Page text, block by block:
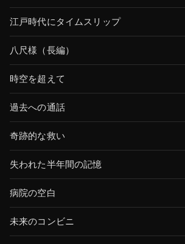
江戸時代にタイムスリップ
八尺様（長編）
時空を超えて
過去への通話
奇跡的な救い
失われた半年間の記憶
病院の空白
未来のコンビニ